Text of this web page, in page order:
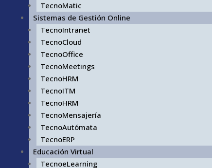
TecnoMatic
Sistemas de Gestión Online
TecnoIntranet
TecnoCloud
TecnoOffice
TecnoMeetings
TecnoHRM
TecnoITM
TecnoHRM
TecnoMensajería
TecnoAutómata
TecnoERP
Educación Virtual
TecnoeLearning